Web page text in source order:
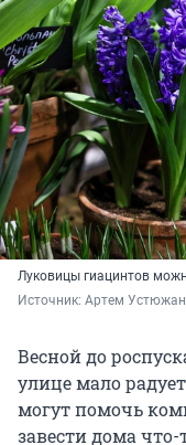
Луковицы гиацинтов
Источник: Артем
Весной до
улице мало
могут помочь
завести дома